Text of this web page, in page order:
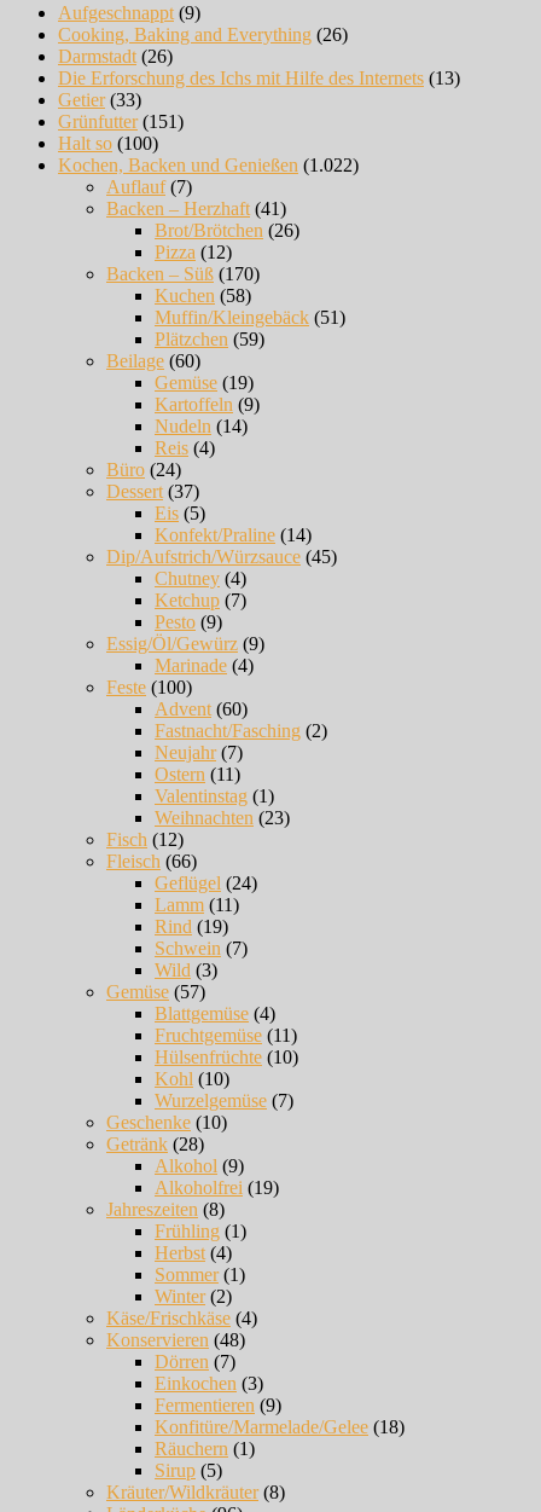
Aufgeschnappt (9)
Cooking, Baking and Everything (26)
Darmstadt (26)
Die Erforschung des Ichs mit Hilfe des Internets (13)
Getier(33)
Grünfutter(151)
Halt so (100)
Kochen, Backen und Genießen (1.022)
Auflauf(7)
Backen – Herzhaft (41)
Brot/Brötchen (26)
Pizza (12)
Backen – Süß (170)
Kuchen (58)
Muffin/Kleingebäck (51)
Plätzchen (59)
Beilage (60)
Gemüse (19)
Kartoffeln (9)
Nudeln (14)
Reis (4)
Büro (24)
Dessert (37)
Eis (5)
Konfekt/Praline (14)
Dip/Aufstrich/Würzsauce (45)
Chutney (4)
Ketchup (7)
Pesto (9)
Essig/Öl/Gewürz (9)
Marinade (4)
Feste (100)
Advent (60)
Fastnacht/Fasching (2)
Neujahr(7)
Ostern (11)
Valentinstag (1)
Weihnachten (23)
Fisch (12)
Fleisch (66)
Geflügel (24)
Lamm (11)
Rind (19)
Schwein (7)
Wild (3)
Gemüse (57)
Blattgemüse (4)
Fruchtgemüse (11)
Hülsenfrüchte (10)
Kohl (10)
Wurzelgemüse (7)
Geschenke (10)
Getränk (28)
Alkohol (9)
Alkoholfrei (19)
Jahreszeiten (8)
Frühling (1)
Herbst (4)
Sommer(1)
Winter(2)
Käse/Frischkäse (4)
Konservieren (48)
Dörren (7)
Einkochen (3)
Fermentieren (9)
Konfitüre/Marmelade/Gelee (18)
Räuchern (1)
Sirup (5)
Kräuter/Wildkräuter(8)